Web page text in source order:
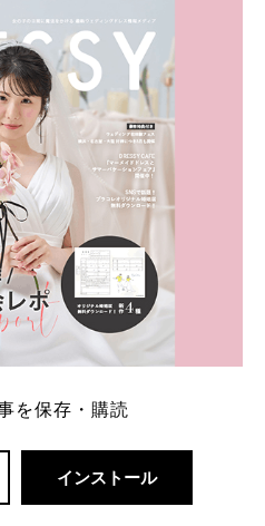
を保存・購読
インストール